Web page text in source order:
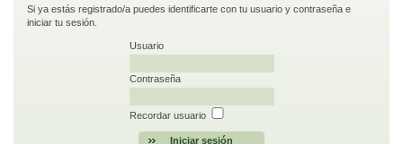
Si ya estás registrado/a puedes identificarte con tu usuario y contraseña e
iniciar tu sesión.
Usuario
Contraseña
Recordar usuario